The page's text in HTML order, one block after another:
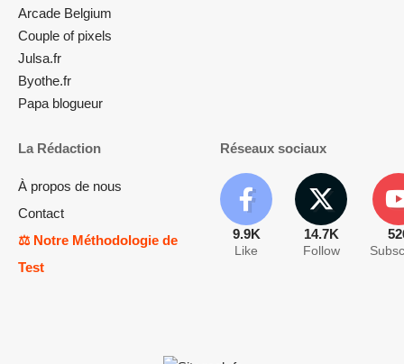
Arcade Belgium
Couple of pixels
Julsa.fr
Byothe.fr
Papa blogueur
La Rédaction
À propos de nous
Contact
⚖️ Notre Méthodologie de
Test
Réseaux sociaux
9.9K
Like
14.7K
Follow